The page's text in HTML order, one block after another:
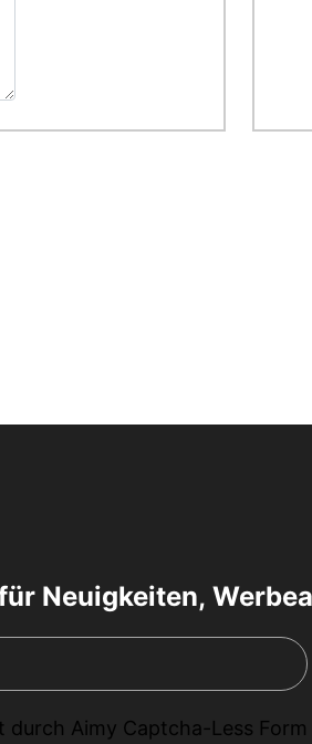
Neuigkeiten,
durch Aimy Captcha-Less Form